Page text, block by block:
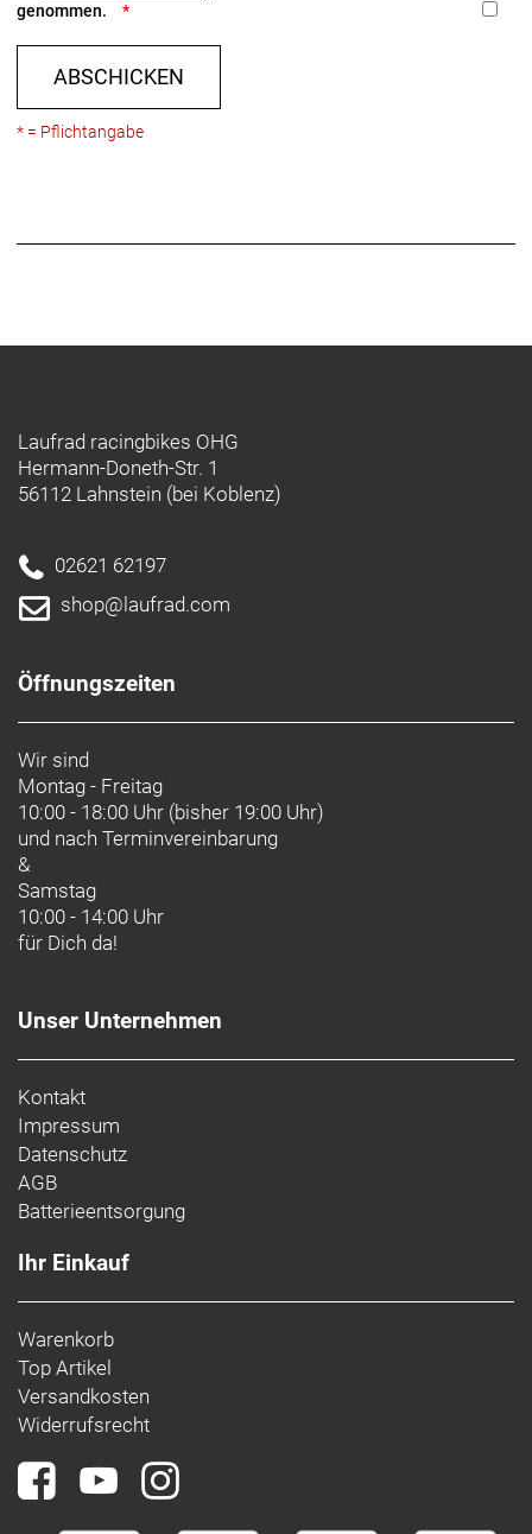
genommen.
ABSCHICKEN
* = Pflichtangabe
Laufrad racingbikes OHG
Hermann-Doneth-Str. 1
56112 Lahnstein (bei Koblenz)
02621 62197
shop@laufrad.com
Öffnungszeiten
Wir sind
Montag - Freitag
10:00 - 18:00 Uhr (bisher 19:00 Uhr)
und nach Terminvereinbarung
&
Samstag
10:00 - 14:00 Uhr
für Dich da!
Unser Unternehmen
Kontakt
Impressum
Datenschutz
AGB
Batterieentsorgung
Ihr Einkauf
Warenkorb
Top Artikel
Versandkosten
Widerrufsrecht